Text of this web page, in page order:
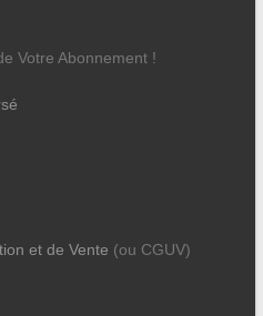
Votre Abonnement !
et de Vente (ou CGUV)